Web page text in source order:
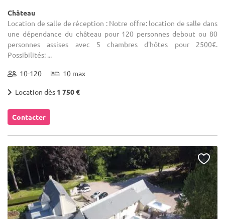
Château
Location de salle de réception : Notre offre: location de salle dans
une dépendance du château pour 120 personnes debout ou 80
personnes assises avec 5 chambres d'hôtes pour 2500€.
Possibilités: ...
10-120 10 max
Location dès 1 750 €
Contacter